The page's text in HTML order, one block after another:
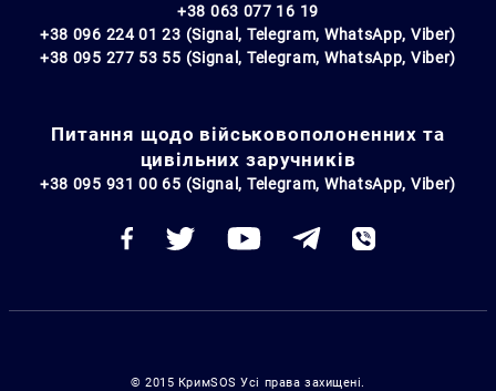
+38 063 077 16 19
+38 096 224 01 23 (Signal, Telegram, WhatsApp, Viber)
+38 095 277 53 55 (Signal, Telegram, WhatsApp, Viber)
Питання щодо військовополоненних та
цивільних заручників
+38 095 931 00 65 (Signal, Telegram, WhatsApp, Viber)
© 2015 КримSOS Усі права захищені.